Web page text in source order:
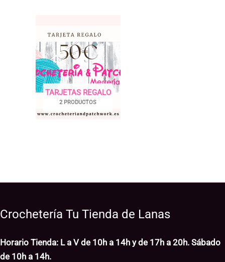
TARJETAS REGALO
2 PRODUCTOS
Crochetería Tu Tienda de Lanas
Horario Tienda: L a V de 10h a 14h y de 17h a 20h. Sábado
de 10h a 14h.